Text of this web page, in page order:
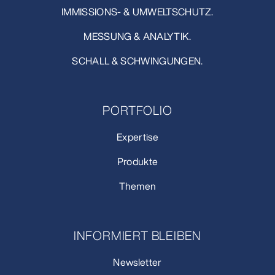
IMMISSIONS- & UMWELTSCHUTZ.
MESSUNG & ANALYTIK.
SCHALL & SCHWINGUNGEN.
PORTFOLIO
Expertise
Produkte
Themen
INFORMIERT BLEIBEN
Newsletter